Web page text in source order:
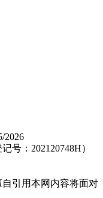
2026
号：202120748H）
引用本网内容将面对